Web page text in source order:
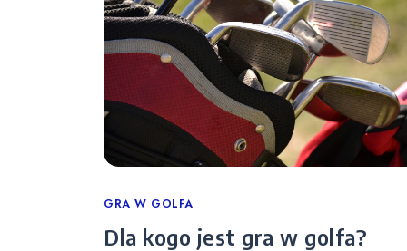
Categories
GRA W GOLFA
Dla kogo jest gra w golfa?